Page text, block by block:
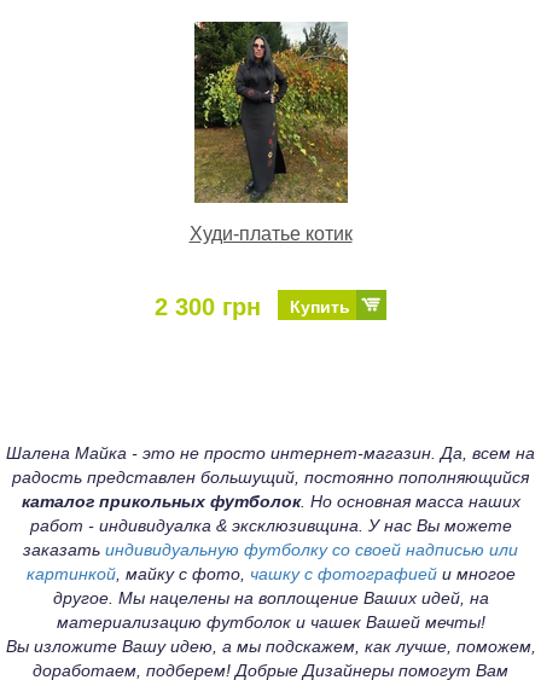
Худи-платье котик
2 300 грн Купить
Шалена Майка - это не просто интернет-магазин. Да, всем на
радость представлен большущий, постоянно пополняющийся
каталог прикольных футболок. Но основная масса наших
работ - индивидуалка & эксклюзивщина. У нас Вы можете
заказать индивидуальную футболку со своей надписью или
картинкой, майку с фото, чашку с фотографиейи многое
другое. Мы нацелены на воплощение Ваших идей, на
материализацию футболок и чашек Вашей мечты!
Вы изложите Вашу идею, а мы подскажем, как лучше, поможем,
доработаем, подберем! Добрые Дизайнеры помогут Вам